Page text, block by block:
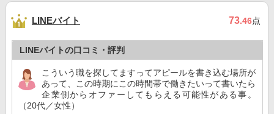
LINEバイト 73.46点
LINEバイトの口コミ・評判
こういう職を探してますってアピールを書き込む場所が
あって、この時期にこの時間帯で働きたいって書いたら
企業側からオファーしてもらえる可能性がある事。
（20代／女性）